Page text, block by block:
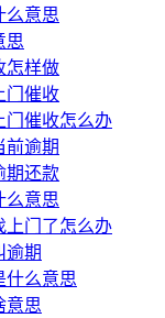
么意思
思
怎样做
门催收
门催收怎么办
前逾期
期还款
么意思
上门了怎么办
逾期
什么意思
意思